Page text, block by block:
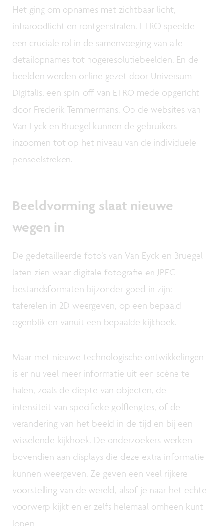
Het ging om opnames met zichtbaar licht,
infraroodlicht en röntgenstralen. ETRO speelde
een cruciale rol in de samenvoeging van alle
detailopnames tot hogeresolutiebeelden. En de
beelden werden online gezet door Universum
Digitalis, een spin-off van ETRO mede opgericht
door Frederik Temmermans. Op de websites van
Van Eyck en Bruegel kunnen de gebruikers
inzoomen tot op het niveau van de individuele
penseelstreken.
Beeldvorming slaat nieuwe
wegen in
De gedetailleerde foto’s van Van Eyck en Bruegel
laten zien waar digitale fotografie en JPEG-
bestandsformaten bijzonder goed in zijn:
taferelen in 2D weergeven, op een bepaald
ogenblik en vanuit een bepaalde kijkhoek.
Maar met nieuwe technologische ontwikkelingen
is er nu veel meer informatie uit een scène te
halen, zoals de diepte van objecten, de
intensiteit van specifieke golflengtes, of de
verandering van het beeld in de tijd en bij een
wisselende kijkhoek. De onderzoekers werken
bovendien aan displays die deze extra informatie
kunnen weergeven. Ze geven een veel rijkere
voorstelling van de wereld, alsof je naar het echte
voorwerp kijkt en er zelfs helemaal omheen kunt
lopen.